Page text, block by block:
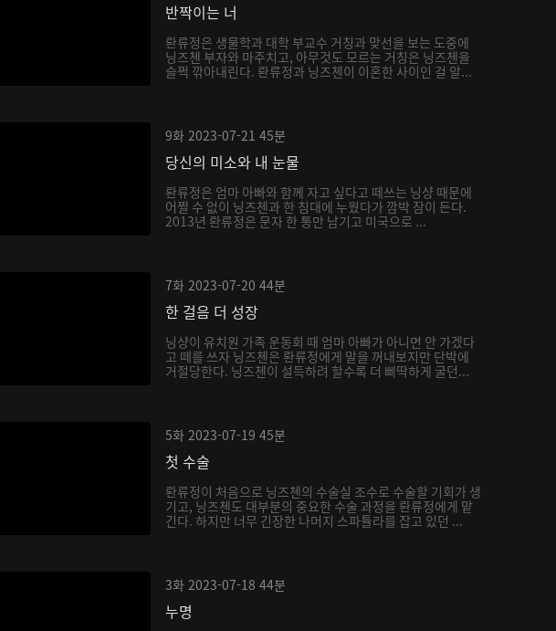
반짝이는 너
롼류정은 생물학과 대학 부교수 거칭과 맞선을 보는 도중에
닝즈첸 부자와 마주치고, 아무것도 모르는 거칭은 닝즈첸을
슬쩍 깎아내린다. 롼류정과 닝즈첸이 이혼한 사이인 걸 알...
9화 2023-07-21 45분
당신의 미소와 내 눈물
롼류정은 엄마 아빠와 함께 자고 싶다고 떼쓰는 닝샹 때문에
어쩔 수 없이 닝즈첸과 한 침대에 누웠다가 깜박 잠이 든다.
2013년 롼류정은 문자 한 통만 남기고 미국으로 ...
7화 2023-07-20 44분
한 걸음 더 성장
닝샹이 유치원 가족 운동회 때 엄마 아빠가 아니면 안 가겠다
고 떼를 쓰자 닝즈첸은 롼류정에게 말을 꺼내보지만 단박에
거절당한다. 닝즈첸이 설득하려 할수록 더 삐딱하게 굴던...
5화 2023-07-19 45분
첫 수술
롼류정이 처음으로 닝즈첸의 수술실 조수로 수술할 기회가 생
기고, 닝즈첸도 대부분의 중요한 수술 과정을 롼류정에게 맡
긴다. 하지만 너무 긴장한 나머지 스파튤라를 잡고 있던 ...
3화 2023-07-18 44분
누명